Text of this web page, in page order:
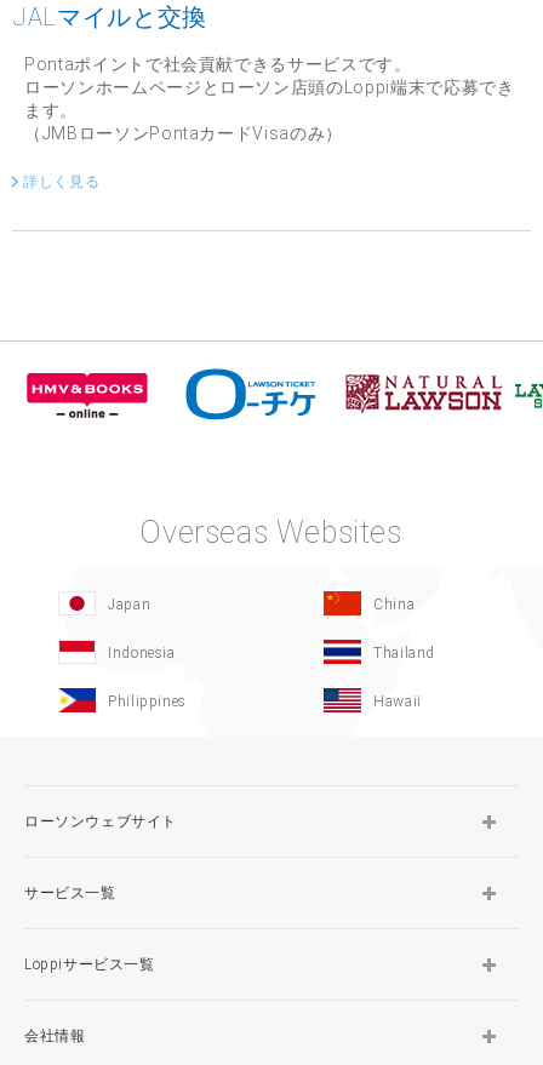
JALマイルと交換
Pontaポイントで社会貢献できるサービスです。
ローソンホームページとローソン店頭のLoppi端末で応募でき
ます。
（JMBローソンPontaカードVisaのみ）
詳しく見る
Overseas Websites
Japan China
Indonesia Thailand
Philippines Hawaii
ローソンウェブサイト
サービス一覧
Loppiサービス一覧
会社情報